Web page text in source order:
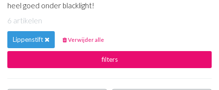
heel goed onder blacklight!
6 artikelen
Lippenstift Verwijder alle
filters